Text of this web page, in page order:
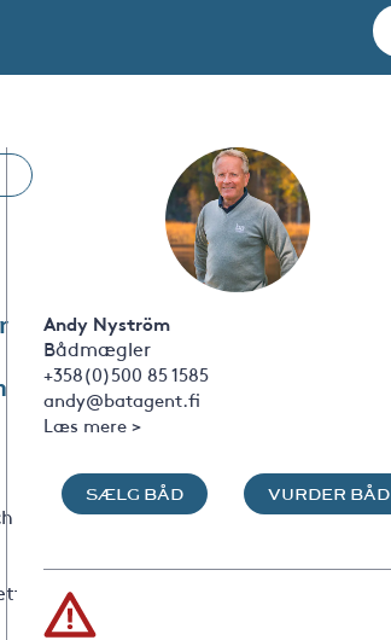
Andy Nyström
Bådmægler
+358(0)500 85 1585
andy@batagent.fi
Læs mere >
SÆLG BÅD VURDER BÅD